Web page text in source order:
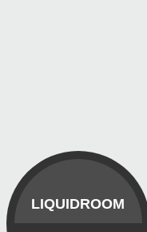
LIQUIDROOM